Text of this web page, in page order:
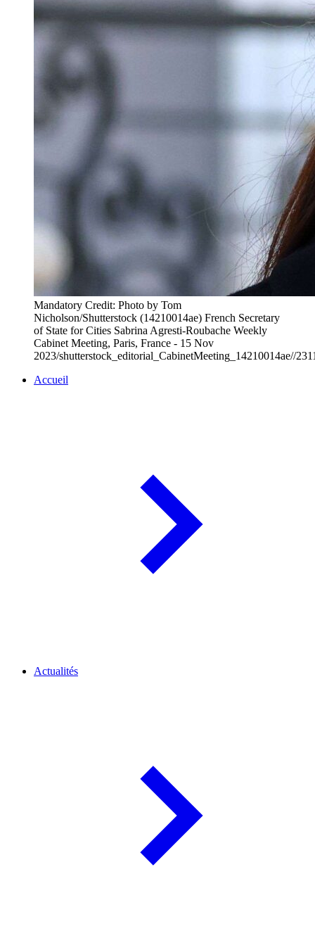
Mandatory Credit: Photo by Tom
Nicholson/Shutterstock (14210014ae) French Secretary
of State for Cities Sabrina Agresti-Roubache Weekly
Cabinet Meeting, Paris, France - 15 Nov
2023/shutterstock_editorial_CabinetMeeting_14210014ae//
Accueil
Actualités